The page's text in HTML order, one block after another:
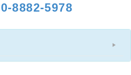
8882-5978